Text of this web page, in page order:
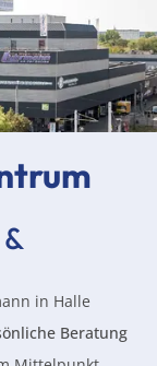
in Halle
Beratung